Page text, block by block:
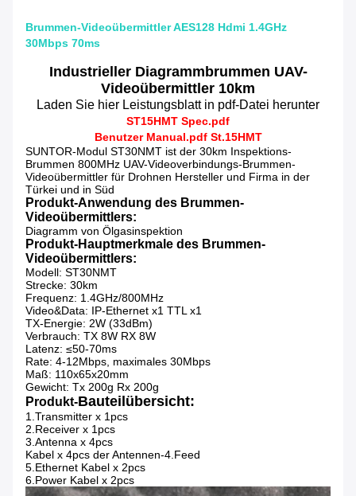
Brummen-Videoübermittler AES128 Hdmi 1.4GHz
30Mbps 70ms
Industrieller Diagrammbrummen UAV-
Videoübermittler 10km
Laden Sie hier Leistungsblatt in pdf-Datei herunter
ST15HMT Spec.pdf
BenutzerManual.pdf St.15HMT
SUNTOR-Modul ST30NMT ist der 30km Inspektions-
Brummen 800MHz UAV-Videoverbindungs-Brummen-
Videoübermittler für Drohnen Hersteller und Firma in der
Türkei und in Süd
Produkt-Anwendung des Brummen-
Videoübermittlers:
Diagramm von Ölgasinspektion
Produkt-Hauptmerkmale des Brummen-
Videoübermittlers:
Modell: ST30NMT
Strecke: 30km
Frequenz: 1.4GHz/800MHz
Video&Data: IP-Ethernet x1 TTL x1
TX-Energie: 2W (33dBm)
Verbrauch: TX 8W RX 8W
Latenz: ≤50-70ms
Rate: 4-12Mbps, maximales 30Mbps
Maß: 110x65x20mm
Gewicht: Tx 200g Rx 200g
Produkt-Bauteilübersicht:
1.Transmitter x 1pcs
2.Receiver x 1pcs
3.Antenna x 4pcs
Kabel x 4pcs der Antennen-4.Feed
5.Ethernet Kabel x 2pcs
6.Power Kabel x 2pcs